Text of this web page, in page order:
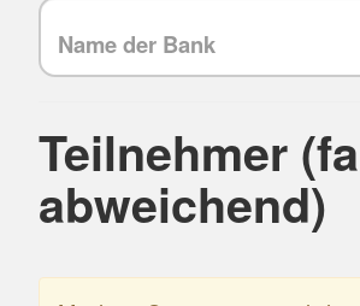
Teilnehmer
abweichend)